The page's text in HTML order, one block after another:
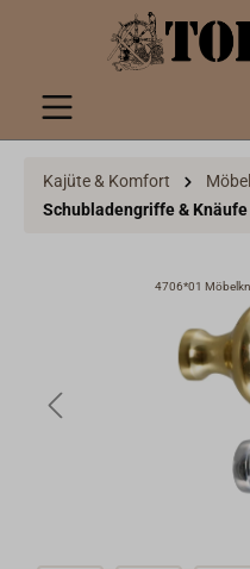
springen
Kajüte & Komfort
Schubladengriffe & Knäufe
4706*01